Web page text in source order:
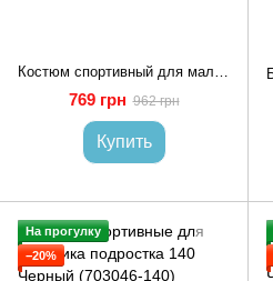
Костюм спортивный для мальчика подростка 128 Темно-серый (712466-128)
769 грн 962 грн
Купить
На прогулку
−20%